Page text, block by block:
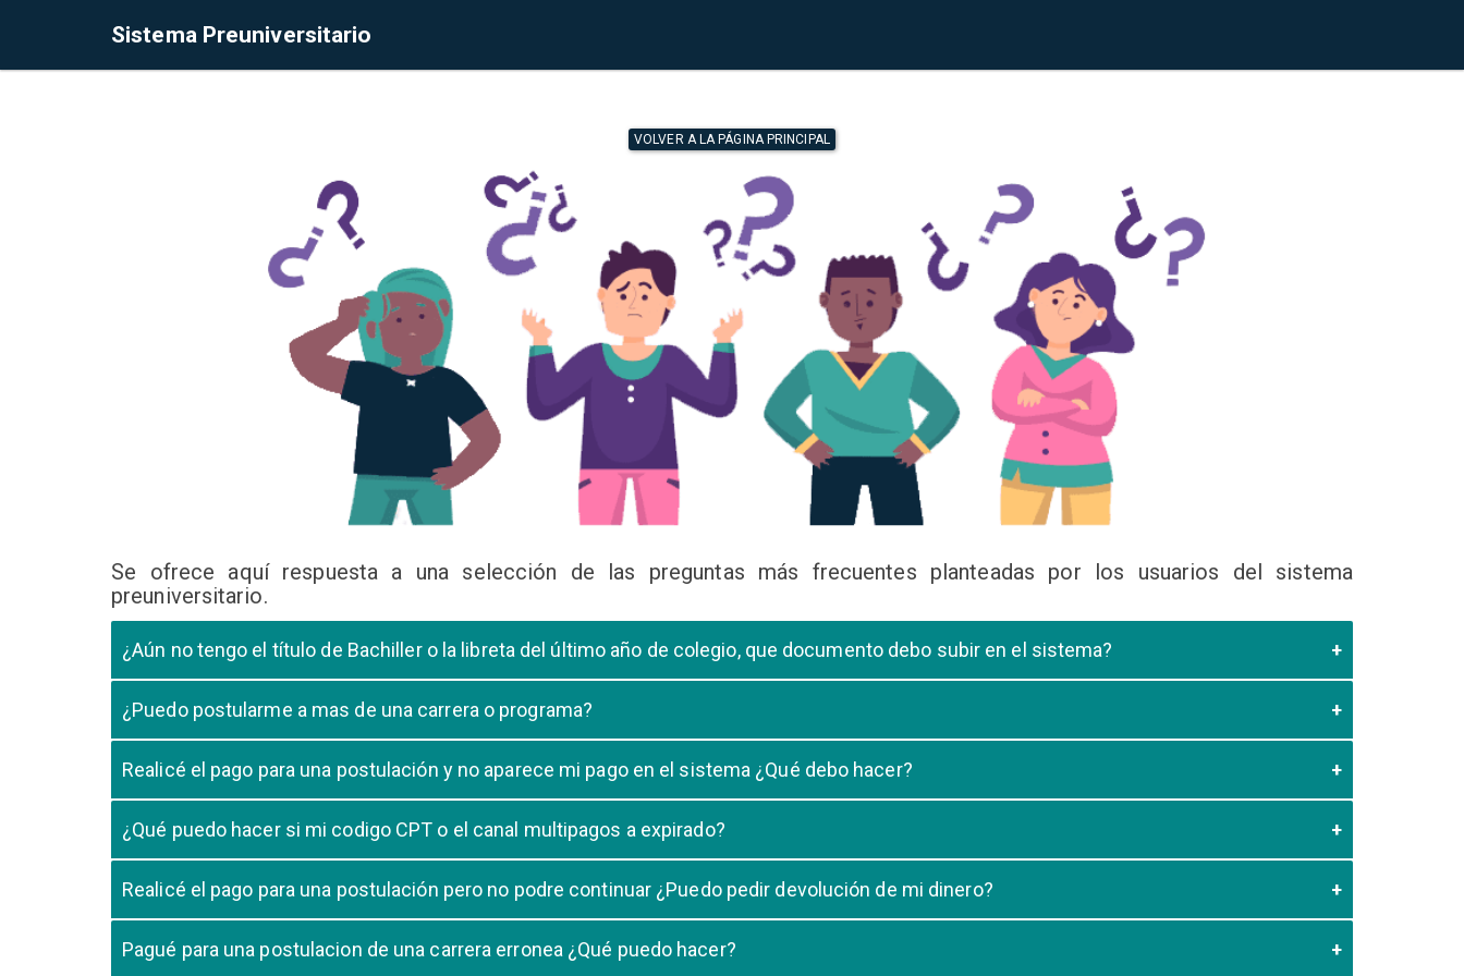
Sistema Preuniversitario
VOLVER A LA PÁGINA PRINCIPAL
Se ofrece aquí respuesta a una selección de las preguntas más frecuentes planteadas por los usuarios del sistema
preuniversitario.
¿Aún no tengo el título de Bachiller o la libreta del último año de colegio, que documento debo subir en el sistema?
cursando el ultimo año.
¿Puedo postularme a mas de una carrera o programa?
Realicé el pago para una postulación y no aparece mi pago en el sistema ¿Qué debo hacer?
pago, debe comunicarse con su unidad de admisión e indicar que no se registró su pago.
¿Qué puedo hacer si mi codigo CPT o el canal multipagos a expirado?
su postulación.
Realicé el pago para una postulación pero no podre continuar ¿Puedo pedir devolución de mi dinero?
Pagué para una postulacion de una carrera erronea ¿Qué puedo hacer?